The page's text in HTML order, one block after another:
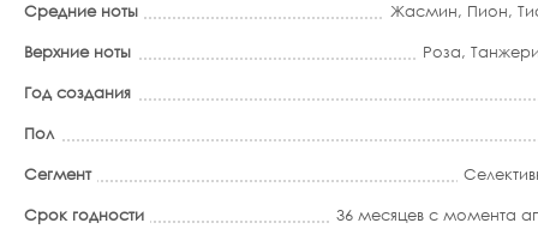
Средние ноты
Жасмин, Пион,
Верхние ноты
Роза,
Год создания
Пол
Сегмент
Срок годности
36 месяцев с момента